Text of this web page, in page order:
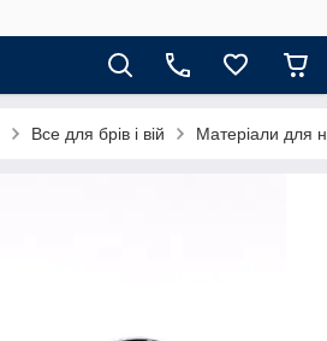
Все для брів і вій Матеріали для